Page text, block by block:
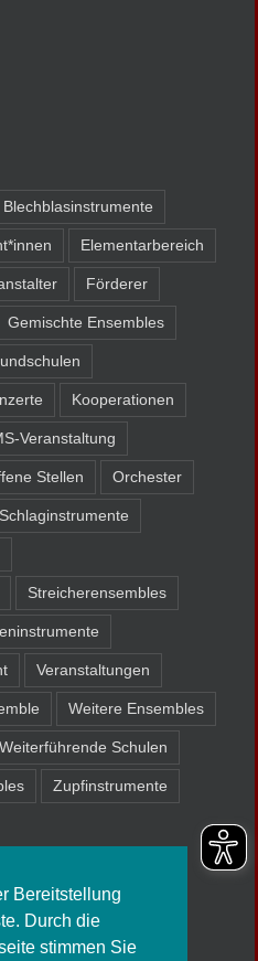
Bereitstellung
Durch die
stimmen Sie
Blechblasinstrumente
Elementarbereich
Förderer
Gemischte Ensembles
Kooperationen
Veranstaltung
Stellen Orchester
Schlaginstrumente
Streicherensembles
Veranstaltungen
Weitere Ensembles
Weiterführende Schulen
Zupfinstrumente